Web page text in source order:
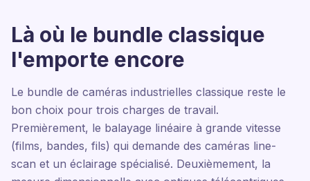
Là où le bundle classique
l'emporte encore
Le bundle de caméras industrielles classique reste le
bon choix pour trois charges de travail.
Premièrement, le balayage linéaire à grande vitesse
(films, bandes, fils) qui demande des caméras line-
scan et un éclairage spécialisé. Deuxièmement, la